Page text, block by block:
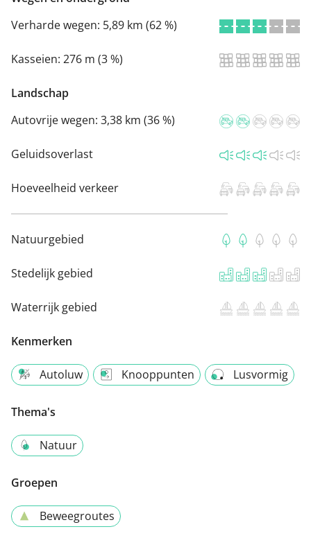
Verharde wegen: 5,89 km (62 %)
Kasseien: 276 m (3 %)
Landschap
Autovrije wegen: 3,38 km (36 %)
Geluidsoverlast
Hoeveelheid verkeer
Natuurgebied
Stedelijk gebied
Waterrijk gebied
Kenmerken
Autoluw Knooppunten Lusvormig
Thema's
Natuur
Groepen
Beweegroutes